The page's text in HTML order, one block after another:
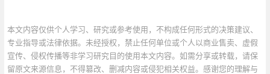
本文内容仅供个人学习、研究或参考使用，不构成任何形式的决策建议、
专业指导或法律依据。未经授权，禁止任何单位或个人以商业售卖、虚假
宣传、侵权传播等非学习研究目的使用本文内容。如需分享或转载，请保
留原文来源信息，不得篡改、删减内容或侵犯相关权益。感谢您的理解与